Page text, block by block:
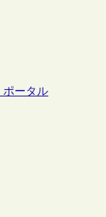
ポータル